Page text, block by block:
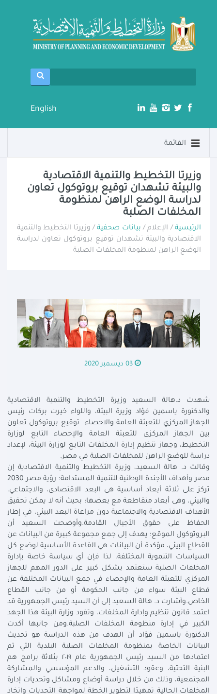
English
القائمة
وزيرتا التخطيط والتنمية الاقتصادية
والبيئة تشهدان توقيع بروتوكول تعاون
لدراسة الوضع الراهن لمنظومة
المخلفات الصلبة
الرئيسية/ الإعلام / بيانات صحفية/ وزيرتا التخطيط والتنمية
الاقتصادية والبيئة تشهدان توقيع بروتوكول تعاون لدراسة
الوضع الراهن لمنظومة المخلفات الصلبة
03 ديسمبر 2020
شهدت د.هالة السعيد وزيرة التخطيط والتنمية الاقتصادية
والدكتورة ياسمين فؤاد وزيرة البيئة، واللواء خيرت بركات رئيس
الجهاز المركزي للتعبئة العامة والاحصاء توقيع بروتوكول تعاون
بين الجهاز المركزى للتعبئة العامة والإحصاء التابع لوزارة
التخطيط، وجهاز تنظيم إدارة المخلفات التابع لوزارة البيئة، لإعداد
دراسة للوضع الراهن للمخلفات الصلبة في مصر.
وقالت د. هالة السعيد، وزيرة التخطيط والتنمية الاقتصادية إن
مصر وأهداف الأجندة الوطنية للتنمية المستدامة؛ رؤية مصر 2030
تركز على ثلاثة أبعاد أساسية هى البعد الاقتصادى، والاجتماعي،
والبيئي، وهى أبعاد متقاطعة مع بعضها؛ بحيث أنه لا يمكن تحقيق
الأهداف الاقتصادية والاجتماعية دون مراعاة البعد البيئي، في إطار
الحفاظ على حقوق الأجيال القادمة.وأوضحت السعيد أن
البروتوكول الموقع؛ يهدف إلى جمع مجموعة كبيرة من البيانات عن
القطاع البيئي، مؤكدة أن البيانات هي القاعدة الأساسية لوضع كل
السياسات التنموية المختلفة، لذا فإن أي سياسة خاصة بإدارة
المخلفات الصلبة ستعتمد بشكل كبير على الدور المهم للجهاز
المركزي للتعبئة العامة والإحصاء في جمع البيانات المختلفة عن
قطاع البيئة سواء من جانب الحكومة أو من جانب القطاع
الخاص.وأشارت د. هالة السعيد إلى أن السيد رئيس الجمهورية قد
اعتمد قانون تنظيم وإدارة المخلفات، وتقود وزارة البيئة هذا الجهد
الكبير في إدارة منظومة المخلفات الصلبة.ومن جانبها أكدت
الدكتورة ياسمين فؤاد أن الهدف من هذه الدراسة هو تحديث
البيانات الخاصة بمنظومة المخلفات الصلبة البلدية التي تم
اعتمادها من السيد رئيس الجمهورية عام ٢٠١٩ بثلاثة برامج هم
البنية التحتية، وعقود التشغيل، والدعم المؤسسي والمشاركة
المجتمعية، وذلك من خلال دراسة أوضاع ومشاكل وتحديات إدارة
المخلفات الحالية تمهيدًا لتطوير الخطة لمواجهة التحديات واتخاذ